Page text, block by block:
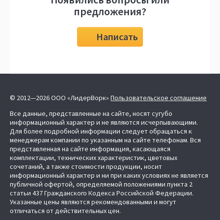
предложения?
Написать
© 2012—2026 ООО «ЛидерВорк» Пользовательское соглашение
Все данные, представленные на сайте, носят сугубо
информационный характер и не являются исчерпывающими.
Для более подробной информации следует обращаться к
менеджерам компании по указанным на сайте телефонам. Вся
представленная на сайте информация, касающаяся
комплектации, технических характеристик, цветовых
сочетаний, а также стоимости продукции, носит
информационный характер и ни при каких условиях не является
публичной офертой, определяемой положениями пункта 2
статьи 437 Гражданского Кодекса Российской Федерации.
Указанные цены являются рекомендованными и могут
отличаться от действительных цен.